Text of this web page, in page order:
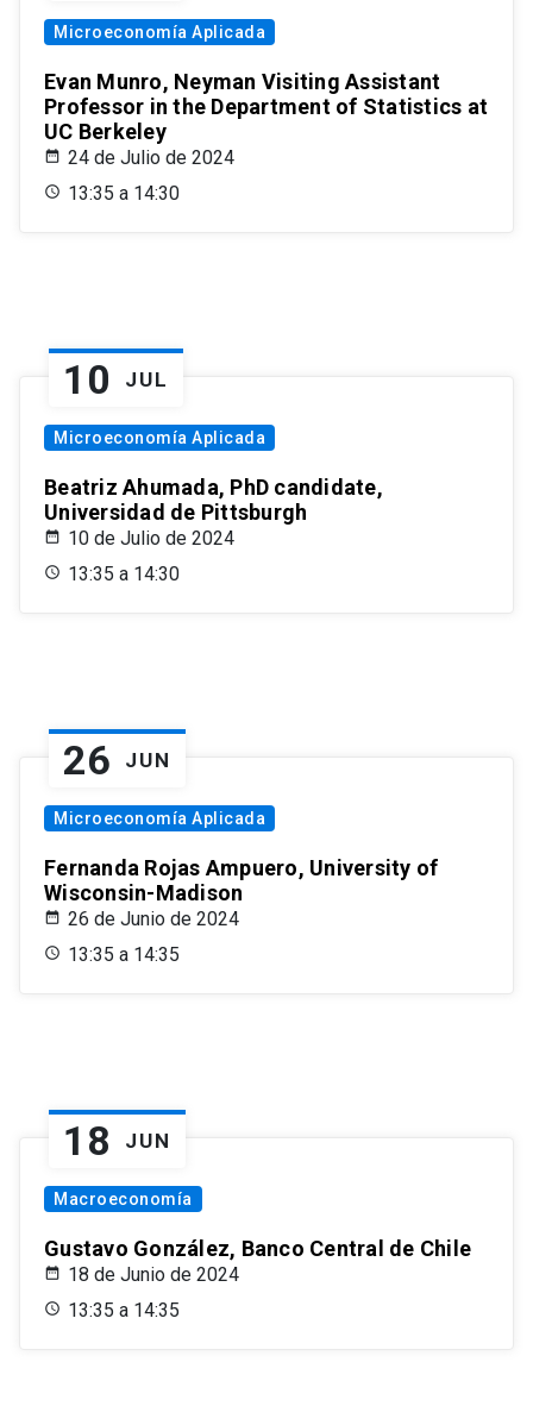
Microeconomía Aplicada
Evan Munro, Neyman Visiting Assistant
Professor in the Department of Statistics at
UC Berkeley
24 de Julio de 2024
13:35 a 14:30
10 JUL
Microeconomía Aplicada
Beatriz Ahumada, PhD candidate,
Universidad de Pittsburgh
10 de Julio de 2024
13:35 a 14:30
26 JUN
Microeconomía Aplicada
Fernanda Rojas Ampuero, University of
Wisconsin-Madison
26 de Junio de 2024
13:35 a 14:35
18 JUN
Macroeconomía
Gustavo González, Banco Central de Chile
18 de Junio de 2024
13:35 a 14:35